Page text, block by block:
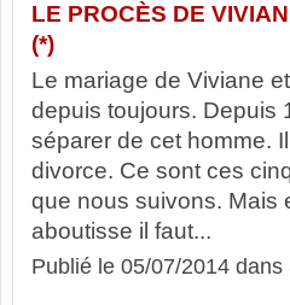
LE PROCÈS DE
(*)
Le mariage de Viviane
depuis toujours. Depuis
séparer de cet homme.
divorce. Ce sont ces
que nous suivons. Mais
aboutisse il faut...
Publié le 05/07/2014 dans